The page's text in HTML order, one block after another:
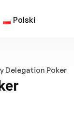
Polski
Delegation Poker